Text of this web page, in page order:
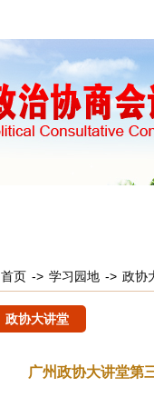
首页 -> 学习园地 -> 政协
政协大讲堂
广州政协大讲堂第